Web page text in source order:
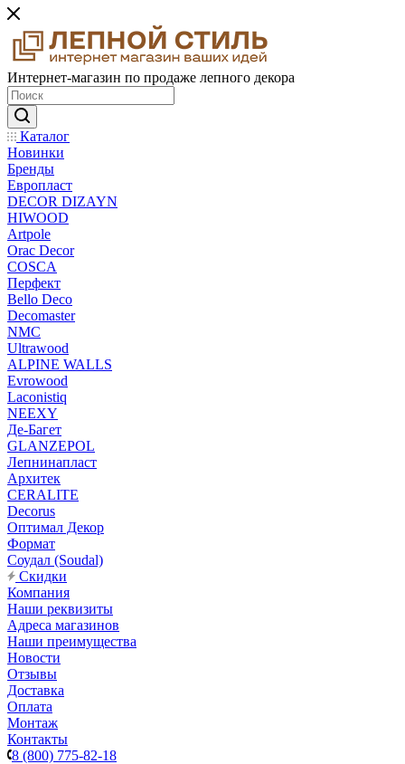
Интернет-магазин по продаже лепного декора
Каталог
Новинки
Бренды
Европласт
DECOR DIZAYN
HIWOOD
Artpole
Orac Decor
COSCA
Перфект
Bello Deco
Decomaster
NMС
Ultrawood
ALPINE WALLS
Evrowood
Laconistiq
NEEXY
Де-Багет
GLANZEPOL
Лепнинапласт
Архитек
CERALITE
Decorus
Оптимал Декор
Формат
Соудал (Soudal)
Скидки
Компания
Наши реквизиты
Адреса магазинов
Наши преимущества
Новости
Отзывы
Доставка
Оплата
Монтаж
Контакты
8 (800) 775-82-18